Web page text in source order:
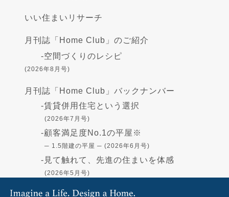
いい住まいリサーチ
月刊誌「Home Club」のご紹介
-空間づくりのレシピ
(2026年8月号)
月刊誌「Home Club」バックナンバー
-賃貸併用住宅という選択
(2026年7月号)
-顧客満足度No.1の平屋※
─ 1.5階建の平屋 ─ (2026年6月号)
- 見て触れて、先進の住まいを体感
(2026年5月号)